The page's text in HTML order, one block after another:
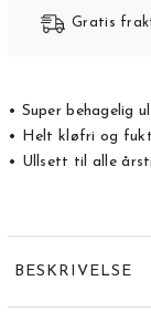
Gratis
• Super behagelig
• Helt kløfri og
• Ullsett til alle
BESKRIVELSE